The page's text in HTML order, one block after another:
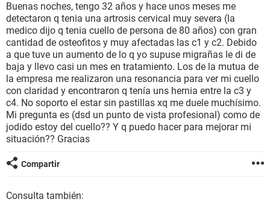
BIENESTAR
SEXUALIDAD
GLOSARIO
Buenas noches, tengo 32 años y hace unos meses me
detectaron q tenia una artrosis cervical muy severa (la
medico dijo q tenia cuello de persona de 80 años) con gran
cantidad de osteofitos y muy afectadas las c1 y c2. Debido
a que tuve un aumento de lo q yo supuse migrañas le di de
baja y llevo casi un mes en tratamiento. Los de la mutua de
la empresa me realizaron una resonancia para ver mi cuello
con claridad y encontraron q tenía uns hernia entre la c3 y
c4. No soporto el estar sin pastillas xq me duele muchísimo.
Mi pregunta es (dsd un punto de vista profesional) como de
jodido estoy del cuello?? Y q puedo hacer para mejorar mi
situación?? Gracias
Compartir
Consulta también: